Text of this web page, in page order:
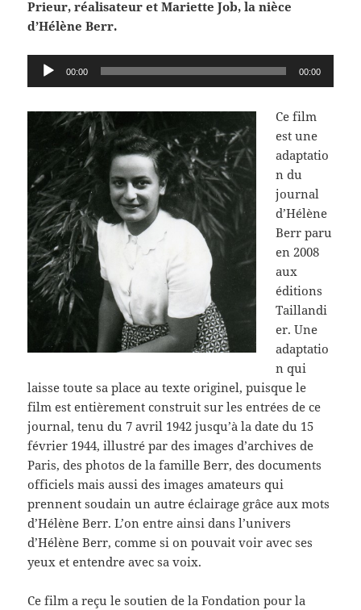
Prieur, réalisateur et Mariette Job, la nièce
d’Hélène Berr.
Lecteur 00:00 00:00
Ce film
est une
adaptatio
n du
journal
d’Hélène
Berr paru
en 2008
aux
éditions
Taillandi
er. Une
adaptatio
n qui
laisse toute sa place au texte originel, puisque le
film est entièrement construit sur les entrées de ce
journal, tenu du 7 avril 1942 jusqu’à la date du 15
février 1944, illustré par des images d’archives de
Paris, des photos de la famille Berr, des documents
officiels mais aussi des images amateurs qui
prennent soudain un autre éclairage grâce aux mots
d’Hélène Berr. L’on entre ainsi dans l’univers
d’Hélène Berr, comme si on pouvait voir avec ses
yeux et entendre avec sa voix.
Ce film a reçu le soutien de la Fondation pour la